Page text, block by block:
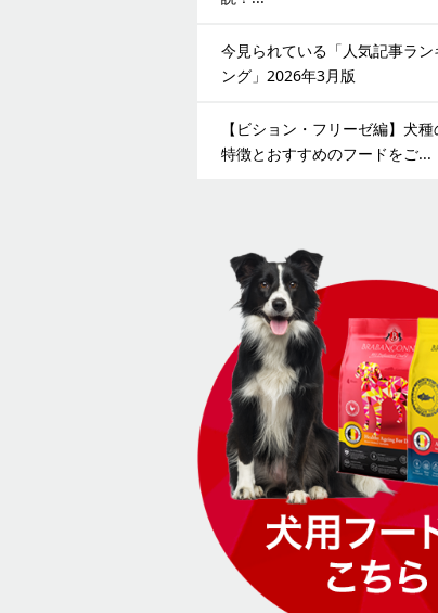
今見られている「人気記事ラン
ング」2026年3月版
【ビション・フリーゼ編】犬種
特徴とおすすめのフードをご...